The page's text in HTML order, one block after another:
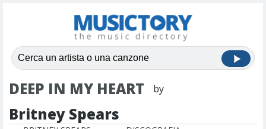
DEEP IN MY HEART by
Britney Spears